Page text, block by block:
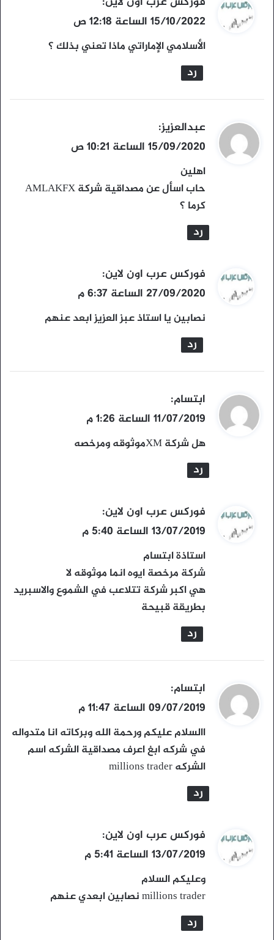
ق
و
ل
15/10/2022 الساعة 12:18 ص
الأسلامي الإماراتي ماذا تعني بذلك ؟
رد
ي
ق
و
ل
عبدالعزيز:
15/09/2020 الساعة 10:21 ص
اهلين
حاب اسأل عن مصداقية شركة AMLAKFX
كرما ؟
رد
ي
ق
و
ل
فوركس عرب اون لاين:
27/09/2020 الساعة 6:37 م
نصابين يا استاذ عبز العزيز ابعد عنهم
رد
ي
ق
و
ل
ابتسام:
11/07/2019 الساعة 1:26 م
هل شركة XMموثوقه ومرخصه
رد
ي
ق
و
ل
فوركس عرب اون لاين:
13/07/2019 الساعة 5:40 م
استاذة ابتسام
شركة مرخصة ايوه انما موثوقه لا
هي اكبر شركة تتلاعب في الشموع والاسبريد
بطريقة قبيحة
رد
ي
ق
و
ل
ابتسام:
09/07/2019 الساعة 11:47 م
االسلام عليكم ورحمة الله وبركاته انا متدواله
في شركه ابغ اعرف مصداقية الشركه اسم
الشركه millions trader
رد
ي
ق
و
ل
فوركس عرب اون لاين:
13/07/2019 الساعة 5:41 م
وعليكم السلام
millions trader نصابين ابعدي عنهم
رد